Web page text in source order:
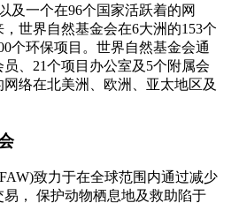
及一个在96个国家活跃着的网
世界自然基金会在6大洲的153个
个环保项目。世界自然基金会通
、21个项目办公室及5个附属会
络在北美洲、欧洲、亚太地区及
致力于在全球范围内通过减少
， 保护动物栖息地及救助陷于